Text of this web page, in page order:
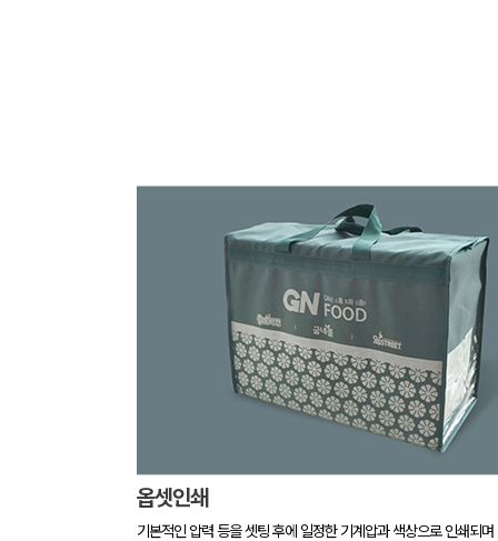
옵셋인쇄
기본적인 압력 등을 셋팅 후에 일정한 기계압과 색상으로 인쇄되며